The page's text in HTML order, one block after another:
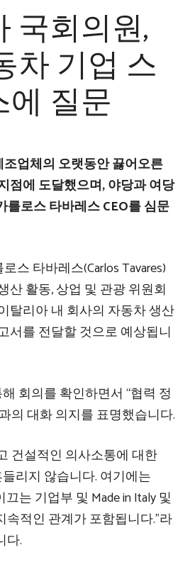
국회의원,
차 기업 스
질문
업체의 오랫동안 끓어오른
점에 도달했으며, 야당과 여당
를로스 타바레스 CEO를 심문
스 타바레스(Carlos Tavares)
산 활동, 상업 및 관광 위원회
탈리아 내 회사의 자동차 생산
서를 전달할 것으로 예상됩니
회의를 확인하면서 “협력 정
의 대화 의지를 표명했습니다.
건설적인 의사소통에 대한
리지 않습니다. 여기에는
는 기업부 및 Made in Italy 및
적인 관계가 포함됩니다.”라
다.